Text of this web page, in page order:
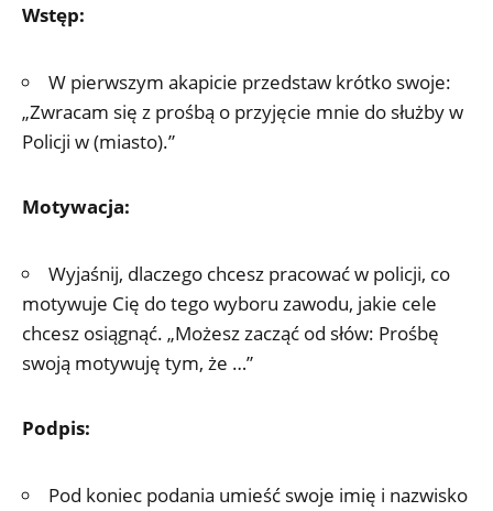
Wstęp:
W pierwszym akapicie przedstaw krótko swoje:
„Zwracam się z prośbą o przyjęcie mnie do służby w
Policji w (miasto).”
Motywacja:
Wyjaśnij, dlaczego chcesz pracować w policji, co
motywuje Cię do tego wyboru zawodu, jakie cele
chcesz osiągnąć. „Możesz zacząć od słów: Prośbę
swoją motywuję tym, że …”
Podpis:
Pod koniec podania umieść swoje imię i nazwisko